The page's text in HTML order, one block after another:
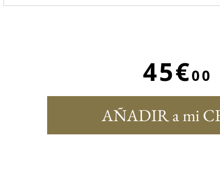
45€00
AÑADIR a mi